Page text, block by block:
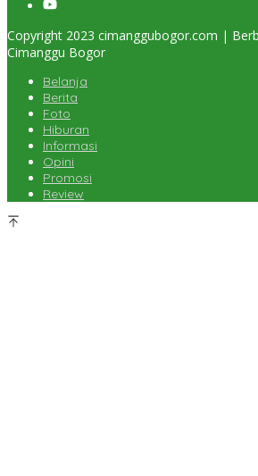
Copyright 2023 cimanggubogor.com |
Cimanggu Bogor
Belanja
Berita
Foto
Hiburan
Informasi
Opini
Promosi
Review